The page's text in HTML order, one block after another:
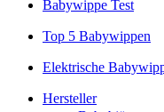
Babywippe Test
Top 5 Babywippen
Elektrische
Hersteller